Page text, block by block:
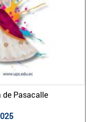
de Pasacalle